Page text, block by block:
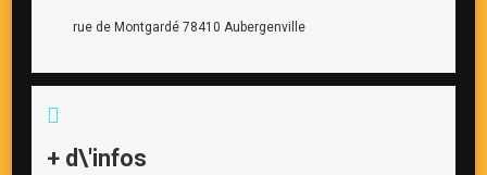
rue de Montgardé 78410 Aubergenville
+ d\'infos